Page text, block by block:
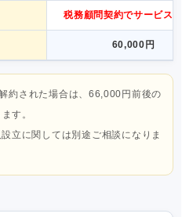
税務顧問契約でサービス
60,000円
約された場合は、66,000円前後の
す。
立に関しては別途ご相談になりま